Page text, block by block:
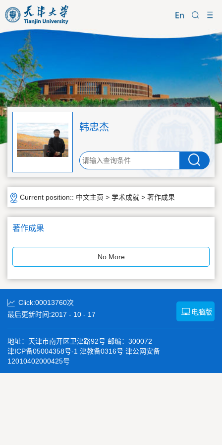
韩忠杰
Current position:: 中文主页 > 学术成就 > 著作成果
著作成果
No More
Click:00013760次
最后更新时间:2017 - 10 - 17 电脑版
地址：天津市南开区卫津路92号 邮编：300072
津ICP备05004358号-1 津教备0316号 津公网安备
12010402000425号